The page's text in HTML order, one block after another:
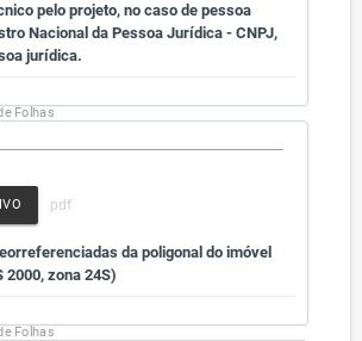
pelo projeto, no caso de pessoa
Nacional da Pessoa Jurídica - CNPJ,
jurídica.
Folhas
da poligonal do imóvel
2000, zona 24S)
Folhas